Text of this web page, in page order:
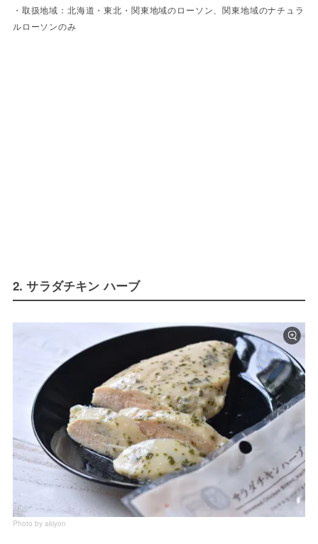
・取扱地域：北海道・東北・関東地域のローソン、関東地域のナチュラ
ルローソンのみ
2. サラダチキン ハーブ
Photo by akiyon